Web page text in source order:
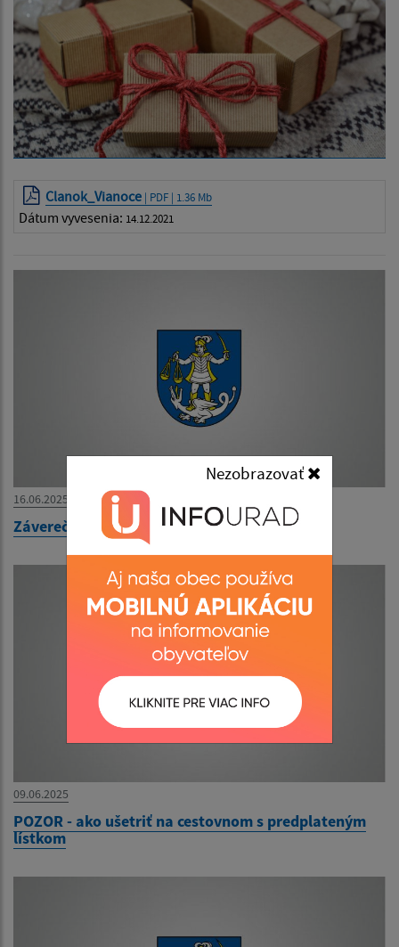
Nezobrazovať
Clanok_Vianoce | PDF | 1.36 Mb
Dátum vyvesenia: 14.12.2021
16.06.2025
Záverečný účet Obce Beharovce za rok 2024
09.06.2025
POZOR - ako ušetriť na cestovnom s predplateným
lístkom